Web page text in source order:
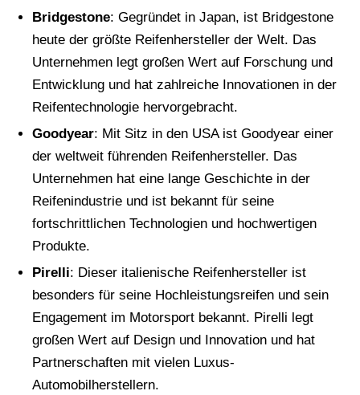
Bridgestone: Gegründet in Japan, ist Bridgestone
heute der größte Reifenhersteller der Welt. Das
Unternehmen legt großen Wert auf Forschung und
Entwicklung und hat zahlreiche Innovationen in der
Reifentechnologie hervorgebracht.
Goodyear: Mit Sitz in den USA ist Goodyear einer
der weltweit führenden Reifenhersteller. Das
Unternehmen hat eine lange Geschichte in der
Reifenindustrie und ist bekannt für seine
fortschrittlichen Technologien und hochwertigen
Produkte.
Pirelli: Dieser italienische Reifenhersteller ist
besonders für seine Hochleistungsreifen und sein
Engagement im Motorsport bekannt. Pirelli legt
großen Wert auf Design und Innovation und hat
Partnerschaften mit vielen Luxus-
Automobilherstellern.